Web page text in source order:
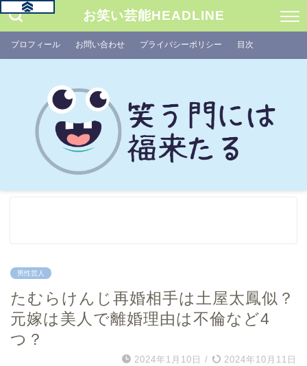
お笑い芸能HEADLINE
プロフィール お問い合わせ プライバシーポリシー 目次
男性芸人
たむらけんじ再婚相手は土屋太鳳似？
元嫁は美人で離婚理由は不倫など4
つ？
2024年1月10日 / 2024年10月11日